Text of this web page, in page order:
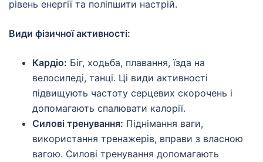
рівень енергії та поліпшити настрій.
Види фізичної активності:
Кардіо: Біг, ходьба, плавання, їзда на
велосипеді, танці. Ці види активності
підвищують частоту серцевих скорочень і
допомагають спалювати калорії.
Силові тренування: Піднімання ваги,
використання тренажерів, вправи з власною
вагою. Силові тренування допомагають